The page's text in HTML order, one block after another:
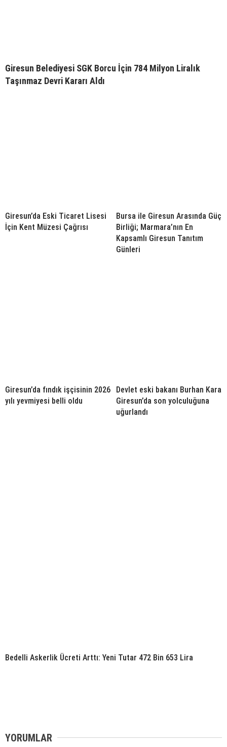
Giresun Belediyesi SGK Borcu İçin 784 Milyon Liralık
Taşınmaz Devri Kararı Aldı
Giresun’da Eski Ticaret Lisesi
İçin Kent Müzesi Çağrısı
Bursa ile Giresun Arasında Güç
Birliği; Marmara’nın En
Kapsamlı Giresun Tanıtım
Günleri
Giresun’da fındık işçisinin 2026
yılı yevmiyesi belli oldu
Devlet eski bakanı Burhan Kara
Giresun’da son yolculuğuna
uğurlandı
Bedelli Askerlik Ücreti Arttı: Yeni Tutar 472 Bin 653 Lira
YORUMLAR